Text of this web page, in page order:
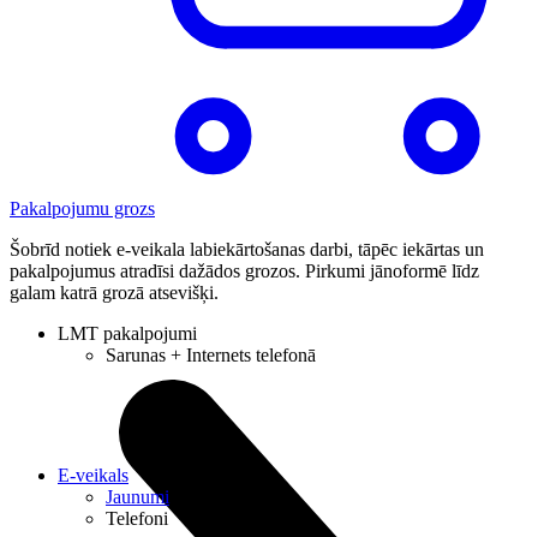
Pakalpojumu grozs
Šobrīd notiek e-veikala labiekārtošanas darbi, tāpēc iekārtas un
pakalpojumus atradīsi dažādos grozos. Pirkumi jānoformē līdz
galam katrā grozā atsevišķi.
LMT pakalpojumi
Sarunas + Internets telefonā
E-veikals
Jaunumi
Telefoni